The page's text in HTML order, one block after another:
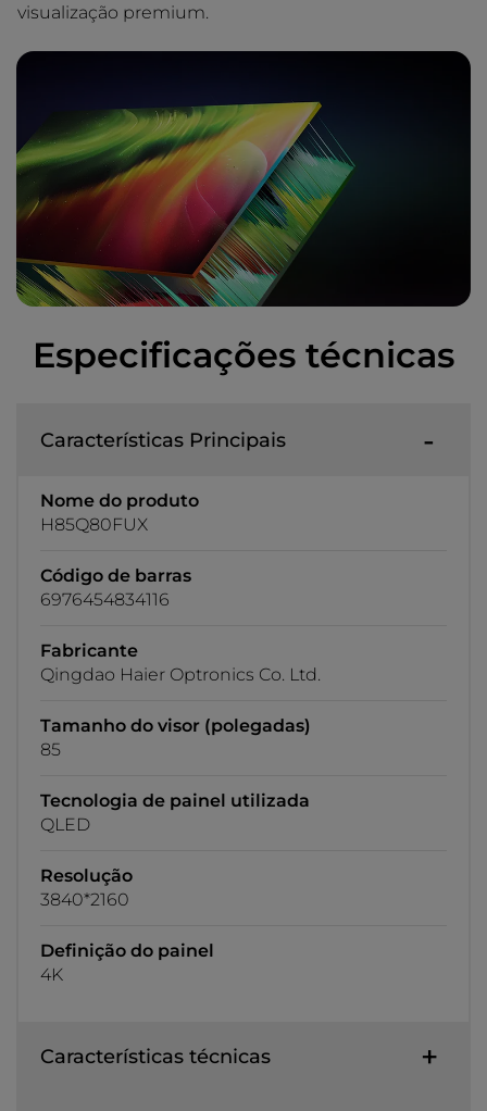
visualização premium.
Especificações técnicas
Características Principais
Nome do produto
H85Q80FUX
Código de barras
6976454834116
Fabricante
Qingdao Haier Optronics Co. Ltd.
Tamanho do visor (polegadas)
85
Tecnologia de painel utilizada
QLED
Resolução
3840*2160
Definição do painel
4K
Características técnicas